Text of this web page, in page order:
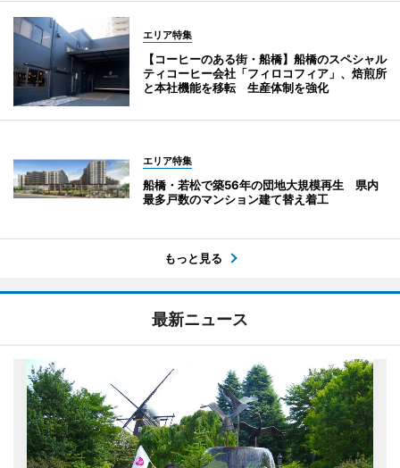
エリア特集
【コーヒーのある街・船橋】船橋のスペシャル
ティコーヒー会社「フィロコフィア」、焙煎所
と本社機能を移転 生産体制を強化
エリア特集
船橋・若松で築56年の団地大規模再生 県内
最多戸数のマンション建て替え着工
もっと見る
最新ニュース